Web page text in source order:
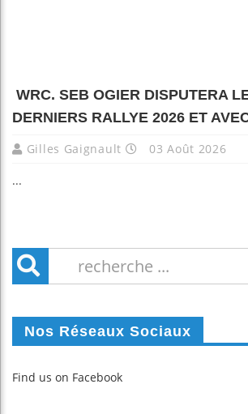
WRC. SEB OGIER DISPUTERA
DERNIERS RALLYE 2026 ET
Gilles Gaignault 03 Août 2026
...
Nos Réseaux Sociaux
Find us on Facebook